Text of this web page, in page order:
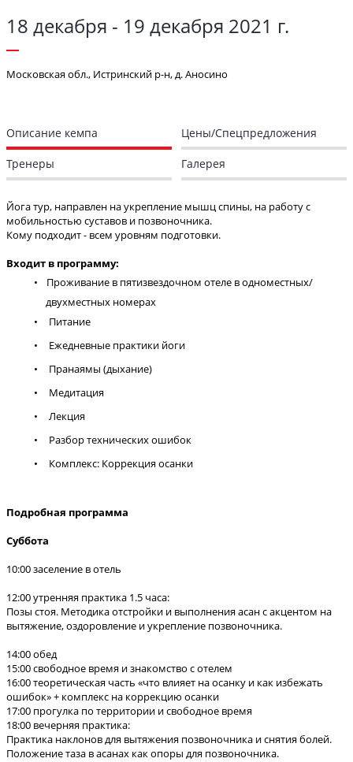
18 декабря - 19 декабря 2021 г.
Московская обл., Истринский р-н, д. Аносино
Описание кемпа Цены/Спецпредложения
Тренеры Галерея
Йога тур, направлен на укрепление мышц спины, на работу с
мобильностью суставов и позвоночника.
Кому подходит - всем уровням подготовки.
Входит в программу:
Проживание в пятизвездочном отеле в одноместных/
двухместных номерах
Питание
Ежедневные практики йоги
Пранаямы (дыхание)
Медитация
Лекция
Разбор технических ошибок
Комплекс: Коррекция осанки
Подробная программа
Суббота
10:00 заселение в отель
12:00 утренняя практика 1.5 часа:
Позы стоя. Методика отстройки и выполнения асан с акцентом на
вытяжение, оздоровление и укрепление позвоночника.
14:00 обед
15:00 свободное время и знакомство с отелем
16:00 теоретическая часть «что влияет на осанку и как избежать
ошибок» + комплекс на коррекцию осанки
17:00 прогулка по территории и свободное время
18:00 вечерняя практика:
Практика наклонов для вытяжения позвоночника и снятия болей.
Положение таза в асанах как опоры для позвоночника.